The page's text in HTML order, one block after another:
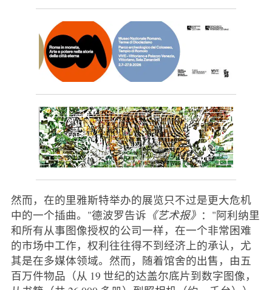
然而，在的里雅斯特举办的展览只不过是更大危机
中的一个插曲。"德波罗告诉 《艺术报》 ："阿利纳里
和所有从事图像授权的公司一样，在一个非常困难
的市场中工作，权利往往得不到经济上的承认，尤
其是在多媒体领域。然而，随着馆舍的出售，由五
百万件物品（从 19 世纪的达盖尔底片到数字图像，